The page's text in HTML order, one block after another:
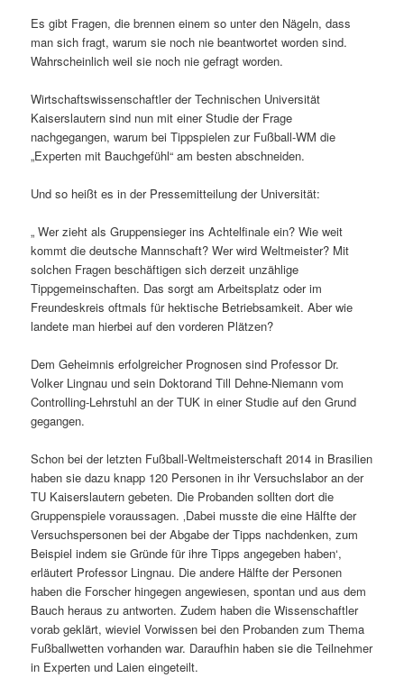
Es gibt Fragen, die brennen einem so unter den Nägeln, dass
man sich fragt, warum sie noch nie beantwortet worden sind.
Wahrscheinlich weil sie noch nie gefragt worden.
Wirtschaftswissenschaftler der Technischen Universität
Kaiserslautern sind nun mit einer Studie der Frage
nachgegangen, warum bei Tippspielen zur Fußball-WM die
„Experten mit Bauchgefühl“ am besten abschneiden.
Und so heißt es in der Pressemitteilung der Universität:
„ Wer zieht als Gruppensieger ins Achtelfinale ein? Wie weit
kommt die deutsche Mannschaft? Wer wird Weltmeister? Mit
solchen Fragen beschäftigen sich derzeit unzählige
Tippgemeinschaften. Das sorgt am Arbeitsplatz oder im
Freundeskreis oftmals für hektische Betriebsamkeit. Aber wie
landete man hierbei auf den vorderen Plätzen?
Dem Geheimnis erfolgreicher Prognosen sind Professor Dr.
Volker Lingnau und sein Doktorand Till Dehne-Niemann vom
Controlling-Lehrstuhl an der TUK in einer Studie auf den Grund
gegangen.
Schon bei der letzten Fußball-Weltmeisterschaft 2014 in Brasilien
haben sie dazu knapp 120 Personen in ihr Versuchslabor an der
TU Kaiserslautern gebeten. Die Probanden sollten dort die
Gruppenspiele voraussagen. ‚Dabei musste die eine Hälfte der
Versuchspersonen bei der Abgabe der Tipps nachdenken, zum
Beispiel indem sie Gründe für ihre Tipps angegeben haben‘,
erläutert Professor Lingnau. Die andere Hälfte der Personen
haben die Forscher hingegen angewiesen, spontan und aus dem
Bauch heraus zu antworten. Zudem haben die Wissenschaftler
vorab geklärt, wieviel Vorwissen bei den Probanden zum Thema
Fußballwetten vorhanden war. Daraufhin haben sie die Teilnehmer
in Experten und Laien eingeteilt.